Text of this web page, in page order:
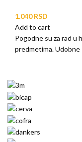
RSD
Add to cart
Pogodne su za rad u
predmetima.